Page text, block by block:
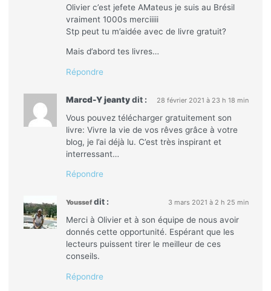
Olivier c’est jefete AMateus je suis au Brésil
vraiment 1000s merciiiii
Stp peut tu m’aidée avec de livre gratuit?
Mais d’abord tes livres…
Répondre
Marcd-Y jeanty dit : 28 février 2021 à 23 h 18 min
Vous pouvez télécharger gratuitement son
livre: Vivre la vie de vos rêves grâce à votre
blog, je l’ai déjà lu. C’est très inspirant et
interressant…
Répondre
Youssef dit : 3 mars 2021 à 2 h 25 min
Merci à Olivier et à son équipe de nous avoir
donnés cette opportunité. Espérant que les
lecteurs puissent tirer le meilleur de ces
conseils.
Répondre